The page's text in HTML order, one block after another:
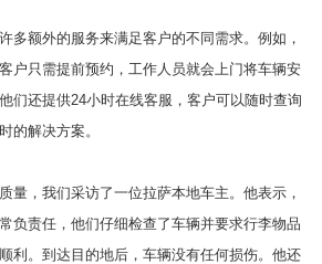
多额外的服务来满足客户的不同需求。例如，
户只需提前预约，工作人员就会上门将车辆安
们还提供24小时在线客服，客户可以随时查询
的解决方案。
量，我们采访了一位拉萨本地车主。他表示，
负责任，他们仔细检查了车辆并要求行李物品
利。到达目的地后，车辆没有任何损伤。他还